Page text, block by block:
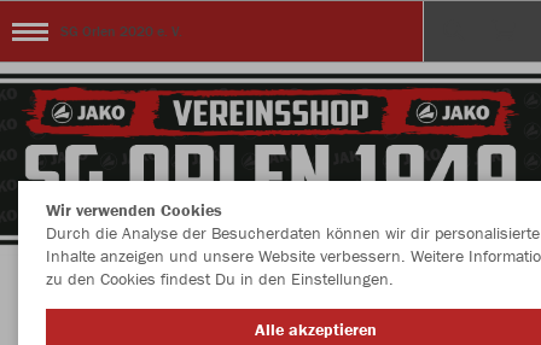
SG Orlen 2020 e. V.
Herzlich Willkommen im Teamshop SG Orlen
Wir verwenden Cookies
Durch die Analyse der Besucherdaten können wir dir personalisierte
Inhalte anzeigen und unsere Website verbessern. Weitere
zu den Cookies findest Du in den Einstellungen.
Alle akzeptieren